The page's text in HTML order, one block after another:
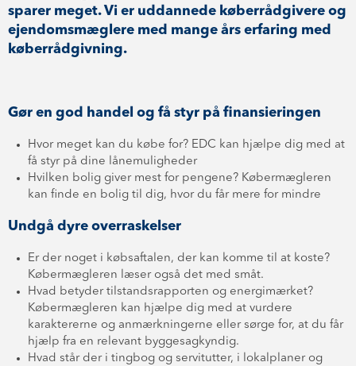
sparer meget. Vi er uddannede køberrådgivere og
ejendomsmæglere med mange års erfaring med
køberrådgivning.
Gør en god handel og få styr på finansieringen
Hvor meget kan du købe for? EDC kan hjælpe dig med at
få styr på dine lånemuligheder
Hvilken bolig giver mest for pengene? Købermægleren
kan finde en bolig til dig, hvor du får mere for mindre
Undgå dyre overraskelser
Er der noget i købsaftalen, der kan komme til at koste?
Købermægleren læser også det med småt.
Hvad betyder tilstandsrapporten og energimærket?
Købermægleren kan hjælpe dig med at vurdere
karaktererne og anmærkningerne eller sørge for, at du får
hjælp fra en relevant byggesagkyndig.
Hvad står der i tingbog og servitutter, i lokalplaner og